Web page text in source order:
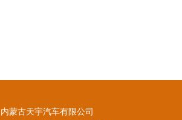
内蒙古天宇汽车有限公司